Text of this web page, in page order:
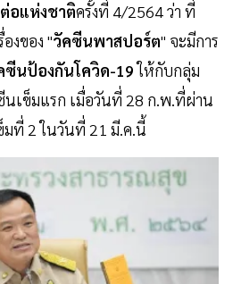
อแห่งชาติครั้งที่ 4/2564 ว่า ที่
งของ "วัคซีนพาสปอร์ต" จะมีการ
ซีนป้องกันโควิด-19ให้กับกลุ่ม
เข็มแรก เมื่อวันที่ 28 ก.พ.ที่ผ่าน
ที่ 2 ในวันที่ 21 มี.ค.นี้